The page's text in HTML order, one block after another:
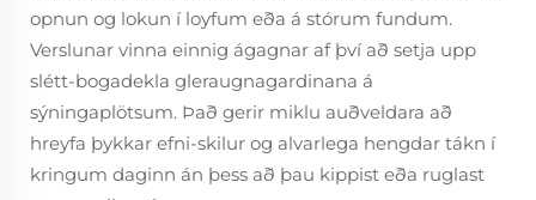
opnun og lokun í loyfum eða á stórum fundum.
Verslunar vinna einnig ágagnar af því að setja upp
slétt-bogadekla gleraugnagardinana á
sýningaplötsum. Það gerir miklu auðveldara að
hreyfa þykkar efni-skilur og alvarlega hengdar tákn í
kringum daginn án þess að þau kippist eða ruglast